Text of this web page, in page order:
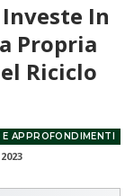
In
Propria
Riciclo
APPROFONDIMENTI